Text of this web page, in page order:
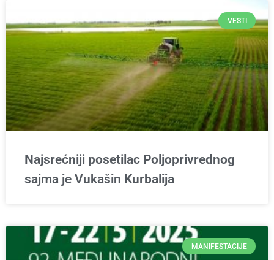
VESTI
Najsrećniji posetilac Poljoprivrednog
sajma je Vukašin Kurbalija
MANIFESTACIJE